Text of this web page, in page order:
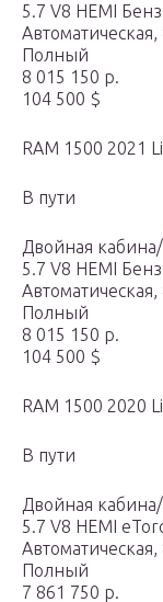
5.7 V8 HEMI
Автоматическая,
Полный
8 015 150 р.
104 500 $
RAM 1500 2021
В пути
Двойная
5.7 V8 HEMI
Автоматическая,
Полный
8 015 150 р.
104 500 $
RAM 1500 2020
В пути
Двойная
5.7 V8 HEMI
Автоматическая,
Полный
7 861 750 р.